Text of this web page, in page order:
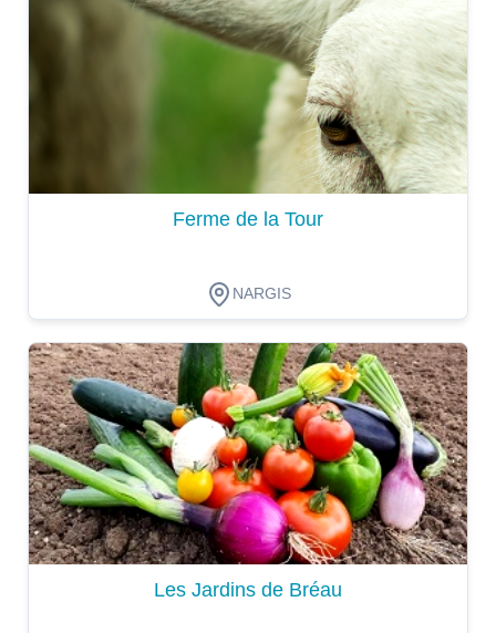
Dégustation
Ferme de la Tour
NARGIS
Dégustation
Les Jardins de Bréau